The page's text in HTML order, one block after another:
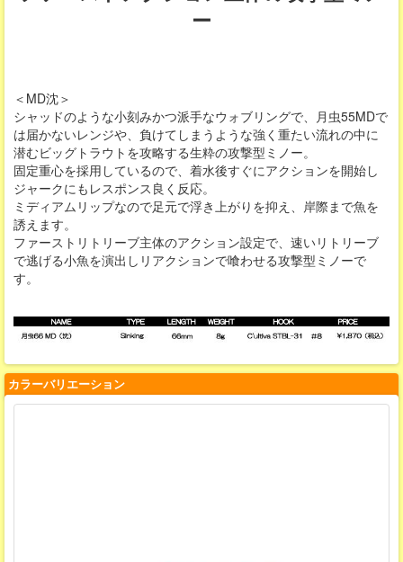
ー
＜MD沈＞
シャッドのような小刻みかつ派手なウォブリングで、月虫55MDで
は届かないレンジや、負けてしまうような強く重たい流れの中に
潜むビッグトラウトを攻略する生粋の攻撃型ミノー。
固定重心を採用しているので、着水後すぐにアクションを開始し
ジャークにもレスポンス良く反応。
ミディアムリップなので足元で浮き上がりを抑え、岸際まで魚を
誘えます。
ファーストリトリーブ主体のアクション設定で、速いリトリーブ
で逃げる小魚を演出しリアクションで喰わせる攻撃型ミノーで
す。
カラーバリエーション